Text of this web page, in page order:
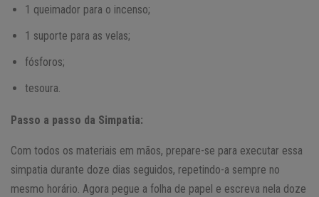
1 queimador para o incenso;
1 suporte para as velas;
fósforos;
tesoura.
Passo a passo da Simpatia:
Com todos os materiais em mãos, prepare-se para executar essa
simpatia durante doze dias seguidos, repetindo-a sempre no
mesmo horário. Agora pegue a folha de papel e escreva nela doze